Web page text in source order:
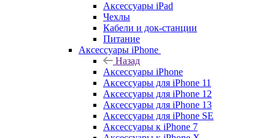
Аксессуары iPad
Чехлы
Кабели и док-станции
Питание
Аксессуары iPhone
Назад
Аксессуары iPhone
Аксессуары для iPhone 11
Аксессуары для iPhone 12
Аксессуары для iPhone 13
Аксессуары для iPhone SE
Аксессуары к iPhone 7